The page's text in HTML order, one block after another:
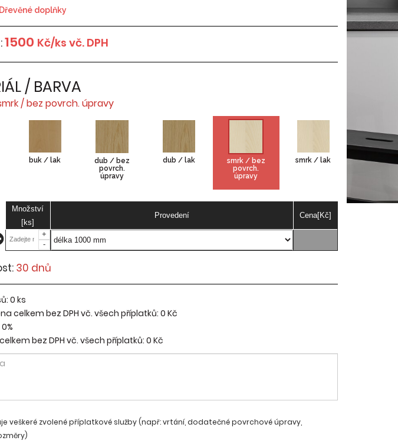
Dřevěné doplňky
1500 Kč/ks vč. DPH
/ BARVA
/ bez povrch. úpravy
buk / lak
dub / bez
povrch.
úpravy
dub / lak
smrk / bez
povrch.
úpravy
smrk / lak
Množství
[ks]
Provedení Cena[Kč]
+
-
30 dnů
0 ks
celkem bez DPH vč. všech příplatků: 0 Kč
0%
bez DPH vč. všech příplatků:0 Kč
veškeré zvolené příplatkové služby (např: vrtání, dodatečné povrchové úpravy,